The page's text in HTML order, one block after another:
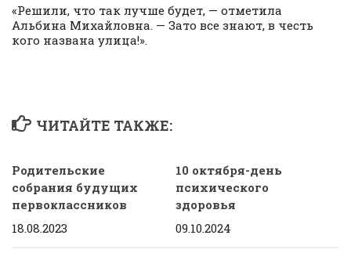
«Решили, что так лучше будет, — отметила
Альбина Михайловна. — Зато все знают, в честь
кого названа улица!».
ЧИТАЙТЕ ТАКЖЕ:
Родительские
собрания будущих
первоклассников
18.08.2023
10 октября-день
психического
здоровья
09.10.2024